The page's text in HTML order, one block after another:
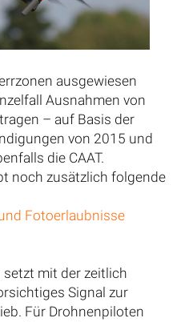
ausgewiesen
Ausnahmen von
– auf Basis der
von 2015 und
die CAAT.
noch zusätzlich folgende
Fotoerlaubnisse
setzt mit der zeitlich
Signal zur
Für Drohnenpiloten